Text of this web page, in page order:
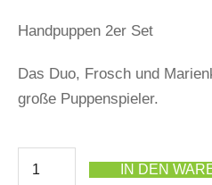
Handpuppen 2er Set
Das Duo, Frosch und
große Puppenspieler.
IN DEN